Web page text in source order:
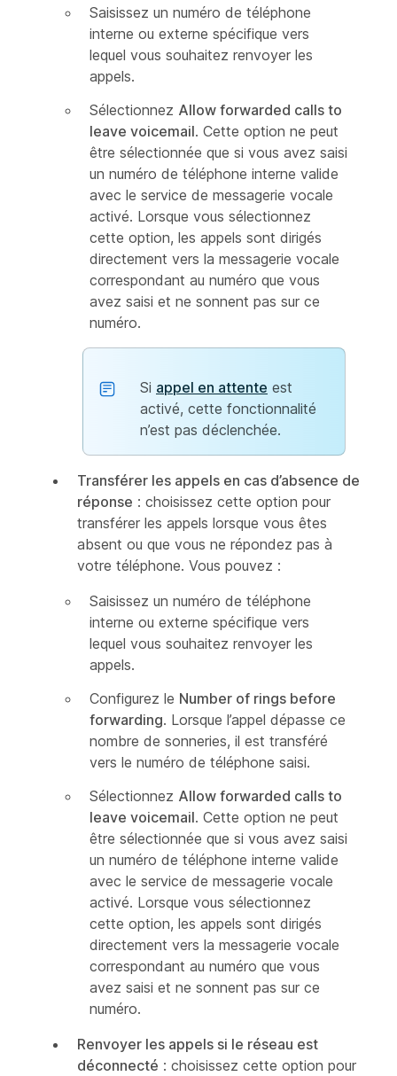
Saisissez un numéro de téléphone
interne ou externe spécifique vers
lequel vous souhaitez renvoyer les
appels.
Sélectionnez Allow forwarded calls to
leave voicemail. Cette option ne peut
être sélectionnée que si vous avez saisi
un numéro de téléphone interne valide
avec le service de messagerie vocale
activé. Lorsque vous sélectionnez
cette option, les appels sont dirigés
directement vers la messagerie vocale
correspondant au numéro que vous
avez saisi et ne sonnent pas sur ce
numéro.
Si appel en attente est
activé, cette fonctionnalité
n’est pas déclenchée.
Transférer les appels en cas d’absence de
réponse : choisissez cette option pour
transférer les appels lorsque vous êtes
absent ou que vous ne répondez pas à
votre téléphone. Vous pouvez :
Saisissez un numéro de téléphone
interne ou externe spécifique vers
lequel vous souhaitez renvoyer les
appels.
Configurez le Number of rings before
forwarding. Lorsque l’appel dépasse ce
nombre de sonneries, il est transféré
vers le numéro de téléphone saisi.
Sélectionnez Allow forwarded calls to
leave voicemail. Cette option ne peut
être sélectionnée que si vous avez saisi
un numéro de téléphone interne valide
avec le service de messagerie vocale
activé. Lorsque vous sélectionnez
cette option, les appels sont dirigés
directement vers la messagerie vocale
correspondant au numéro que vous
avez saisi et ne sonnent pas sur ce
numéro.
Renvoyer les appels si le réseau est
déconnecté : choisissez cette option pour